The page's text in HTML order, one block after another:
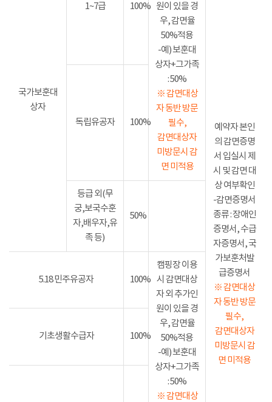
국가보훈대
상자
1~7급 100% 원이 있을 경
우, 감면율
50%적용
-예) 보훈대
상자+그가족
: 50%
※ 감면대상
자 동반 방문
필수,
감면대상자
미방문시 감
면 미적용
예약자 본인
의 감면증명
서 입실시 제
시 및 감면 대
상 여부확인
-감면증명서
종류 : 장애인
증명서, 수급
자증명서, 국
가보훈처발
급증명서
※ 감면대상
자 동반 방문
필수,
감면대상자
미방문시 감
면 미적용
독립유공자 100%
등급 외(무
궁,보국수훈
자,배우자,유
족 등)
50%
5.18 민주유공자 100%
캠핑장 이용
시 감면대상
자 외 추가인
원이 있을 경
우, 감면율
50%적용
-예) 보훈대
상자+그가족
: 50%
※ 감면대상
기초생활수급자 100%